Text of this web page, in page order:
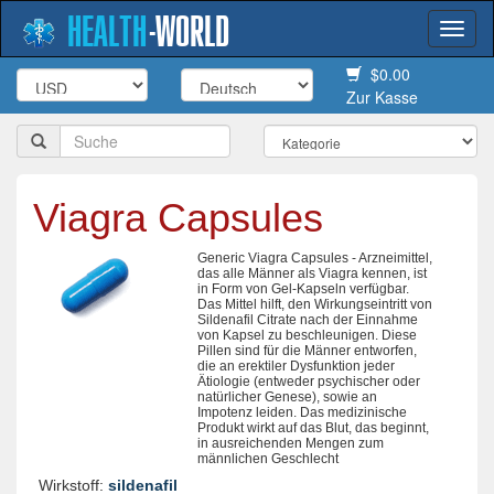
HEALTH-WORLD
$0.00
Zur Kasse
Viagra Capsules
Generic Viagra Capsules - Arzneimittel,
das alle Männer als Viagra kennen, ist
in Form von Gel-Kapseln verfügbar.
Das Mittel hilft, den Wirkungseintritt von
Sildenafil Citrate nach der Einnahme
von Kapsel zu beschleunigen. Diese
Pillen sind für die Männer entworfen,
die an erektiler Dysfunktion jeder
Ätiologie (entweder psychischer oder
natürlicher Genese), sowie an
Impotenz leiden. Das medizinische
Produkt wirkt auf das Blut, das beginnt,
in ausreichenden Mengen zum
männlichen Geschlecht
Wirkstoff: sildenafil